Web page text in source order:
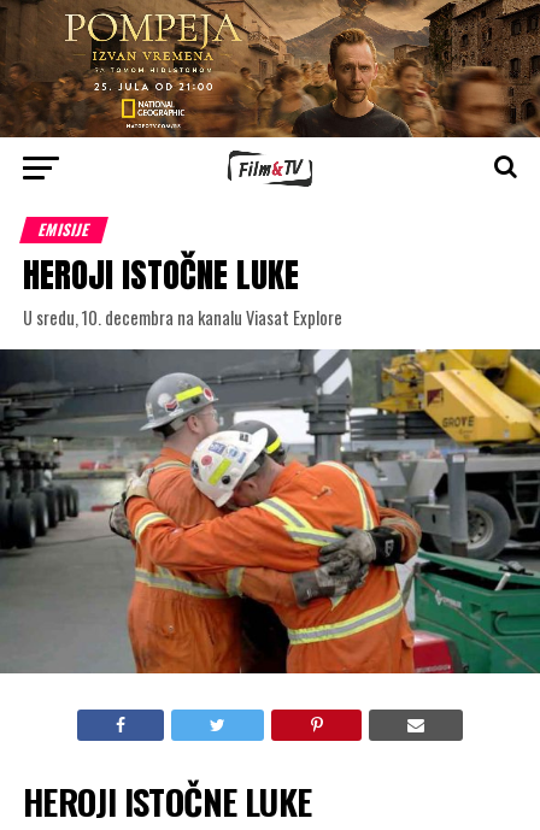
EMISIJE
HEROJI ISTOČNE LUKE
U sredu, 10. decembra na kanalu Viasat Explore
HEROJI ISTOČNE LUKE